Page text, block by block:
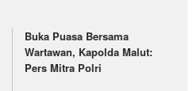
Buka Puasa Bersama
Wartawan, Kapolda Malut:
Pers Mitra Polri